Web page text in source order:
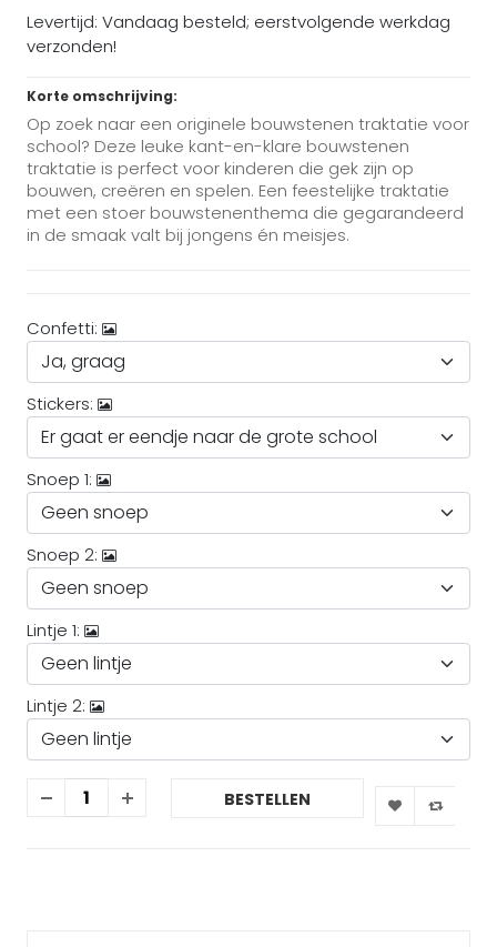
Levertijd: Vandaag besteld; eerstvolgende werkdag
verzonden!
Korte omschrijving:
Op zoek naar een originele bouwstenen traktatie voor
school? Deze leuke kant-en-klare bouwstenen
traktatie is perfect voor kinderen die gek zijn op
bouwen, creëren en spelen. Een feestelijke traktatie
met een stoer bouwstenenthema die gegarandeerd
in de smaak valt bij jongens én meisjes.
Confetti:
Stickers:
Snoep 1:
Snoep 2:
Lintje 1:
Lintje 2:
BESTELLEN